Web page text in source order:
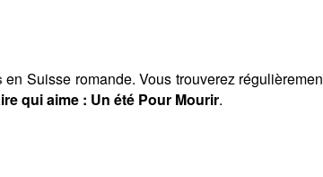
en Suisse romande. Vous trouverez
qui aime : Un été Pour Mourir.